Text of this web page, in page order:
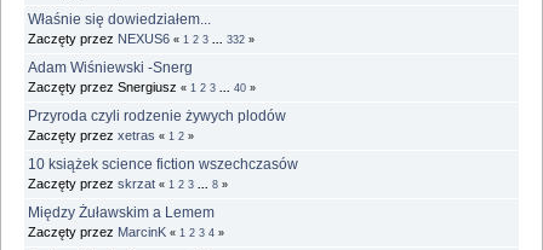
Właśnie się dowiedziałem...
Zaczęty przez NEXUS6 « 1 2 3 332 »
Adam Wiśniewski -Snerg
Zaczęty przez Snergiusz « 1 2 3 40 »
Przyroda czyli rodzenie żywych plodów
Zaczęty przez xetras « 1 2 »
10 książek science fiction wszechczasów
Zaczęty przez skrzat « 1 2 3 8 »
Między Żuławskim a Lemem
Zaczęty przez MarcinK « 1 2 3 4 »